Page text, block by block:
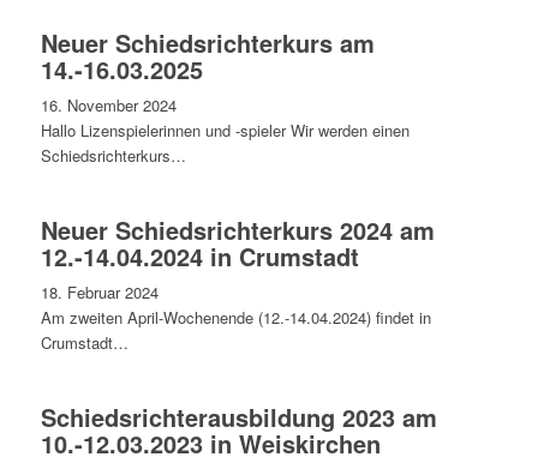
Neuer Schiedsrichterkurs am
14.-16.03.2025
16. November 2024
Hallo Lizenspielerinnen und -spieler Wir werden einen
Schiedsrichterkurs…
Neuer Schiedsrichterkurs 2024 am
12.-14.04.2024 in Crumstadt
18. Februar 2024
Am zweiten April-Wochenende (12.-14.04.2024) findet in
Crumstadt…
Schiedsrichterausbildung 2023 am
10.-12.03.2023 in Weiskirchen